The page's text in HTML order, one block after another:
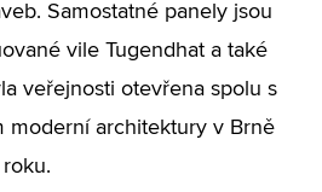
Samostatné panely jsou
vile Tugendhat a také
veřejnosti otevřena spolu s
moderní architektury v Brně